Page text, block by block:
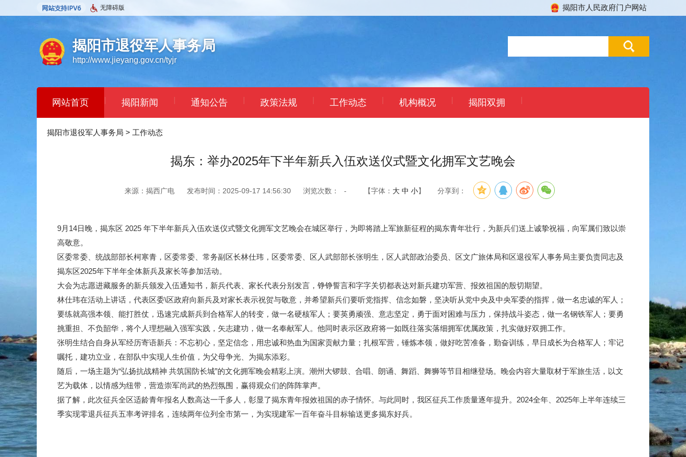
无障碍版 揭阳市人民政府门户网站
揭阳市退役军人事务局
http://www.jieyang.gov.cn/tyjr
网站首页 | 揭阳新闻 | 通知公告 | 政策法规 | 工作动态 | 机构概况 | 揭阳双拥 |
揭阳市退役军人事务局 > 工作动态
揭东：举办2025年下半年新兵入伍欢送仪式暨文化拥军文艺晚会
来源：揭西广电 发布时间：2025-09-17 14:56:30 浏览次数： - 【字体： 大 中 小】 分享到：
9月14日晚，揭东区 2025 年下半年新兵入伍欢送仪式暨文化拥军文艺晚会在城区举行，为即将踏上军旅新征程的揭东青年壮行，为新兵们送上诚挚祝福，向军属们致以崇
高敬意。
区委常委、统战部部长柯寒青，区委常委、常务副区长林仕玮，区委常委、区人武部部长张明生，区人武部政治委员、区文广旅体局和区退役军人事务局主要负责同志及
揭东区2025年下半年全体新兵及家长等参加活动。
大会为志愿进藏服务的新兵颁发入伍通知书，新兵代表、家长代表分别发言，铮铮誓言和字字关切都表达对新兵建功军营、报效祖国的殷切期望。
林仕玮在活动上讲话，代表区委\区政府向新兵及对家长表示祝贺与敬意，并希望新兵们要听党指挥、信念如磐，坚决听从党中央及中央军委的指挥，做一名忠诚的军人；
要练就高强本领、能打胜仗，迅速完成新兵到合格军人的转变，做一名硬核军人；要英勇顽强、意志坚定，勇于面对困难与压力，保持战斗姿态，做一名钢铁军人；要勇
挑重担、不负韶华，将个人理想融入强军实践，矢志建功，做一名奉献军人。他同时表示区政府将一如既往落实落细拥军优属政策，扎实做好双拥工作。
张明生结合自身从军经历寄语新兵：不忘初心，坚定信念，用忠诚和热血为国家贡献力量；扎根军营，锤炼本领，做好吃苦准备，勤奋训练，早日成长为合格军人；牢记
嘱托，建功立业，在部队中实现人生价值，为父母争光、为揭东添彩。
随后，一场主题为“弘扬抗战精神 共筑国防长城”的文化拥军晚会精彩上演。潮州大锣鼓、合唱、朗诵、舞蹈、舞狮等节目相继登场。晚会内容大量取材于军旅生活，以文
艺为载体，以情感为纽带，营造崇军尚武的热烈氛围，赢得观众们的阵阵掌声。
据了解，此次征兵全区适龄青年报名人数高达一千多人，彰显了揭东青年报效祖国的赤子情怀。与此同时，我区征兵工作质量逐年提升。2024全年、2025年上半年连续三
季实现零退兵征兵五率考评排名，连续两年位列全市第一，为实现建军一百年奋斗目标输送更多揭东好兵。